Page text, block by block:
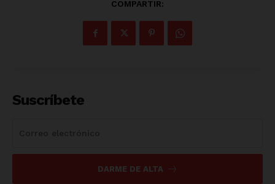
COMPARTIR:
Suscríbete
DARME DE ALTA